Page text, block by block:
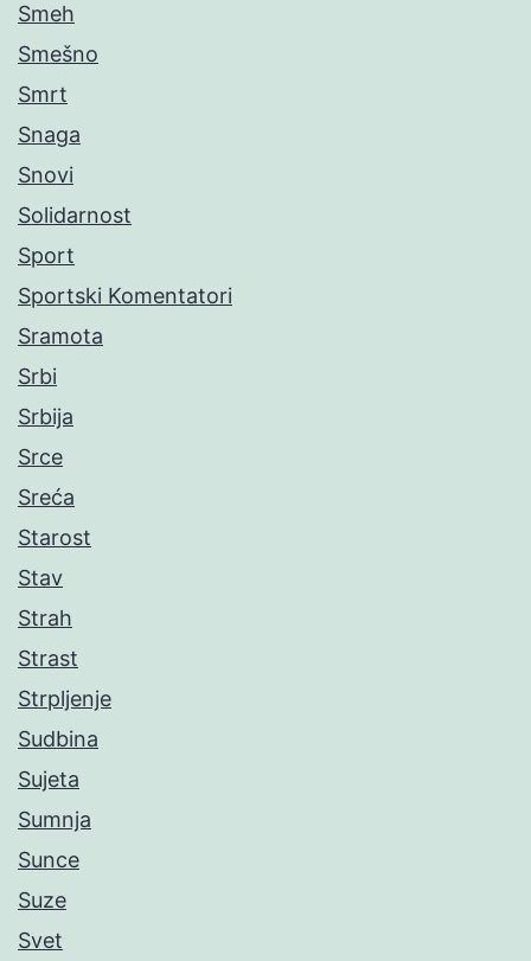
Smeh
Smešno
Smrt
Snaga
Snovi
Solidarnost
Sport
Sportski Komentatori
Sramota
Srbi
Srbija
Srce
Sreća
Starost
Stav
Strah
Strast
Strpljenje
Sudbina
Sujeta
Sumnja
Sunce
Suze
Svet